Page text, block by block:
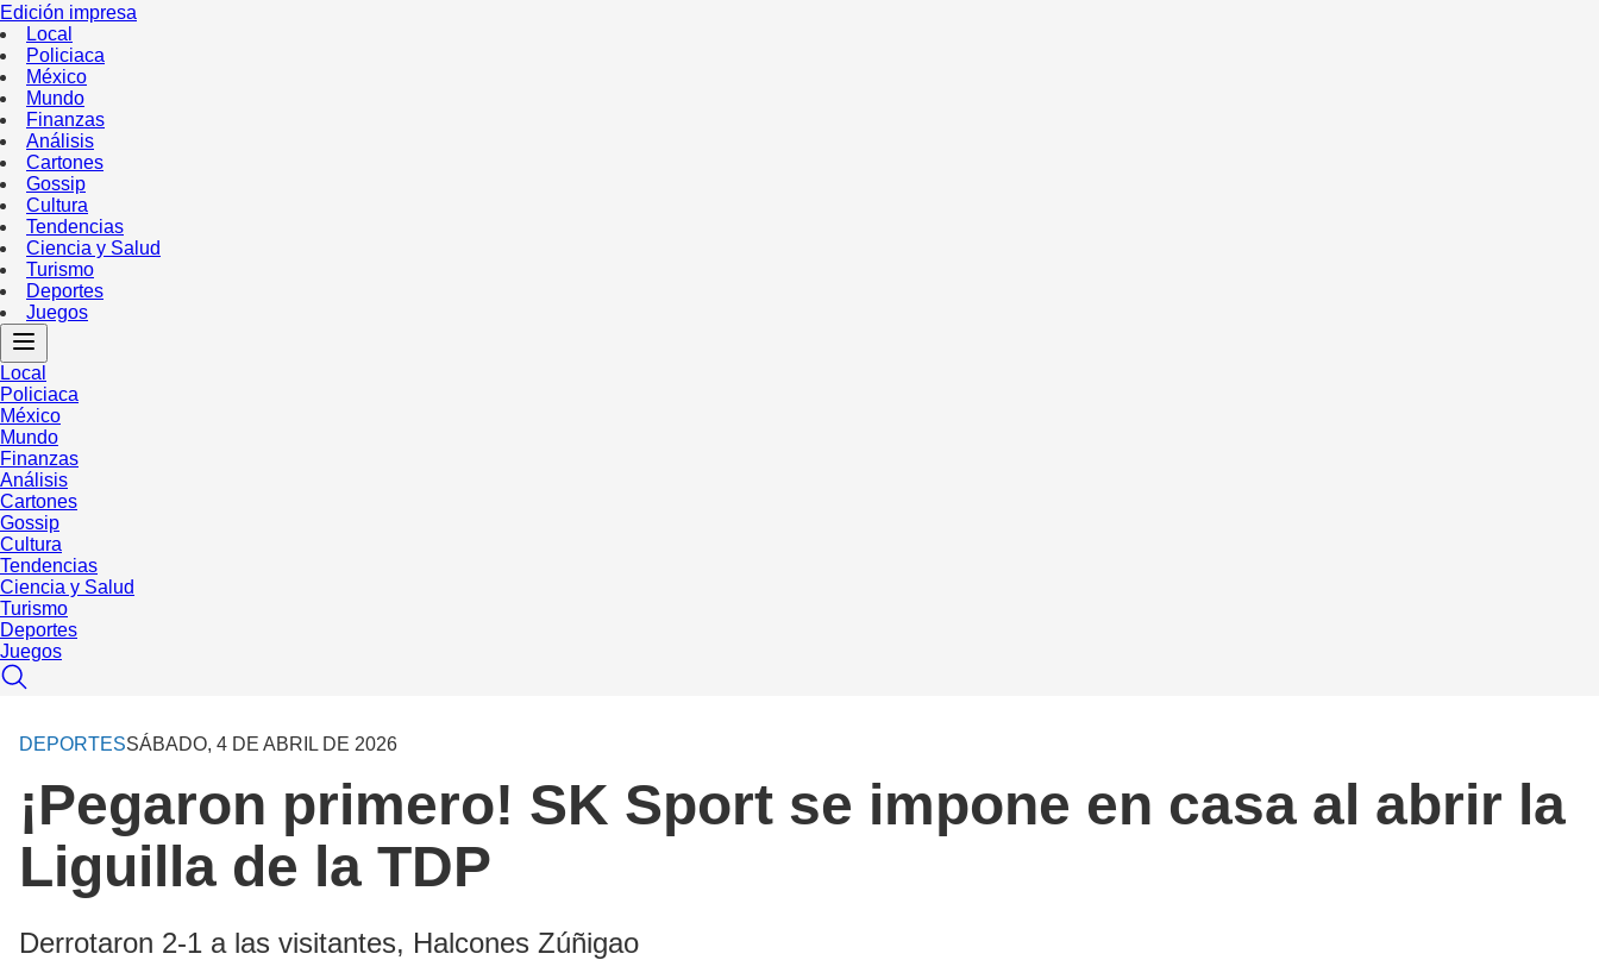
Edición impresa
Local
Policiaca
México
Mundo
Finanzas
Análisis
Cartones
Gossip
Cultura
Tendencias
Ciencia y Salud
Turismo
Deportes
Juegos
Local
Policiaca
México
Mundo
Finanzas
Análisis
Cartones
Gossip
Cultura
Tendencias
Ciencia y Salud
Turismo
Deportes
Juegos
DEPORTESSÁBADO, 4 DE ABRIL DE 2026
¡Pegaron primero! SK Sport se impone en casa al abrir la
Liguilla de la TDP
Derrotaron 2-1 a las visitantes, Halcones Zúñigao